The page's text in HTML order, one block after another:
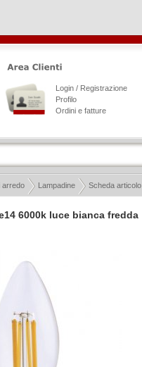
6000k luce bianca fredda
Login / Registrazione
Profilo
Ordini e fatture
arredo Lampadine Scheda articolo